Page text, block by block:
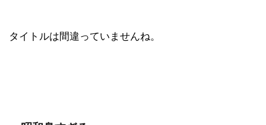
タイトルは間違っていませんね。